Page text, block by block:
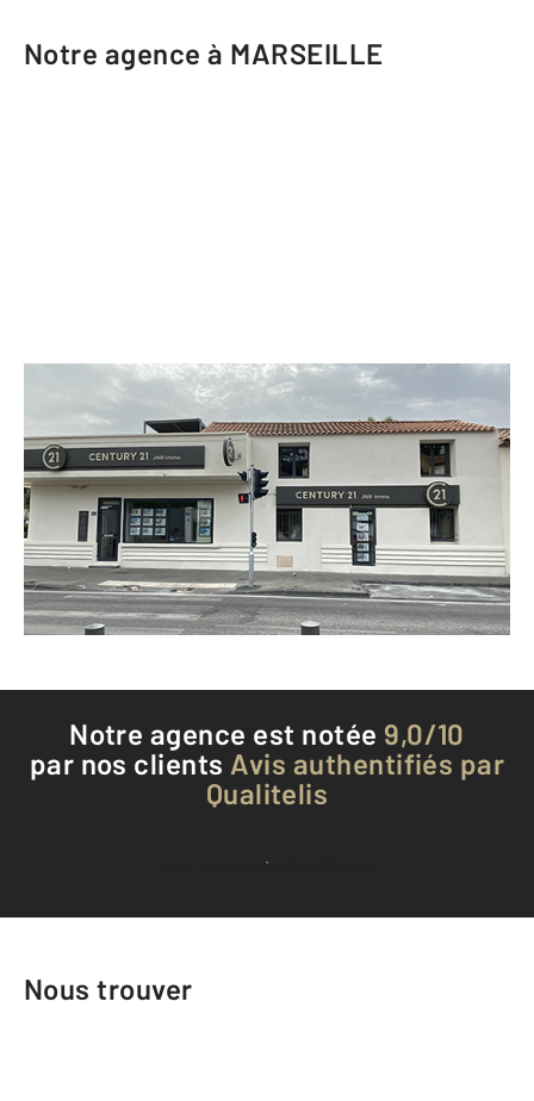
Notre agence à MARSEILLE
CENTURY 21 JNR Immo
454 avenue de Saint Antoine
MARSEILLE - 13015
Envoyer un message
Téléphoner à l'agence
Notre agence est notée 9,0/10
par nos clients Avis authentifiés par
Qualitelis
Voir tous les avis clients
Nous trouver